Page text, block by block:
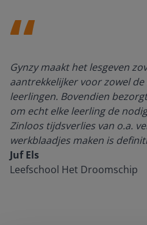
Gynzy maakt het lesgeven
aantrekkelijker voor zowel
leerlingen. Bovendien
om echt elke leerling de
Zinloos tijdsverlies van o.a.
werkblaadjes maken is
Juf Els
Leefschool Het Droomschip